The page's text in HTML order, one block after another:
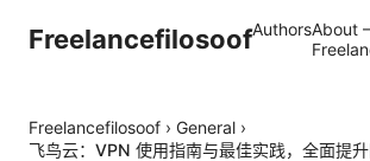
FreelancefilosoofAuthorsAbout
Freelancefilosoof › General ›
飞鸟云：VPN 使用指南与最佳实践，全面提